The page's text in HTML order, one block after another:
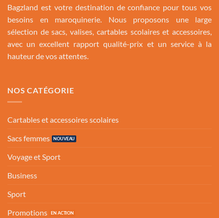
Bagzland est votre destination de confiance pour tous vos
besoins en maroquinerie. Nous proposons une large
sélection de sacs, valises, cartables scolaires et accessoires,
avec un excellent rapport qualité-prix et un service à la
hauteur de vos attentes.
NOS CATÉGORIE
Cartables et accessoires scolaires
Sacs femmes
Voyage et Sport
Business
Sport
Promotions